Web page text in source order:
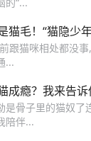
猫毛！“猫隐少
跟猫咪相处都没
...
成瘾？我来告诉
是骨子里的猫奴了
陪伴...